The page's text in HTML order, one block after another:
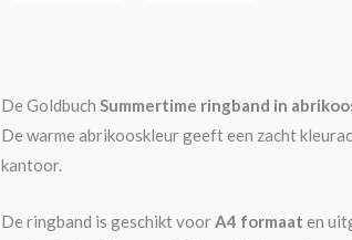
De Goldbuch Summertime ringband in
De warme abrikooskleur geeft een zacht
kantoor.
De ringband is geschikt voorA4 formaat en